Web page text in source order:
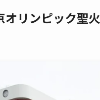
リンピック聖